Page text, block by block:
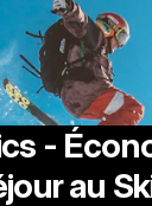
-
au